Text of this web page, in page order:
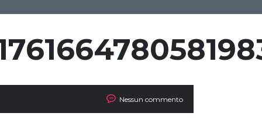
Nessun commento